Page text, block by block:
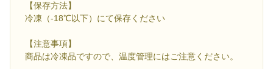
【保存方法】
冷凍（-18℃以下）にて保存ください
【注意事項】
商品は冷凍品ですので、温度管理にはご注意ください。